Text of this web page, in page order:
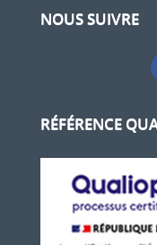
NOUS SUIVRE
RÉFÉRENCE